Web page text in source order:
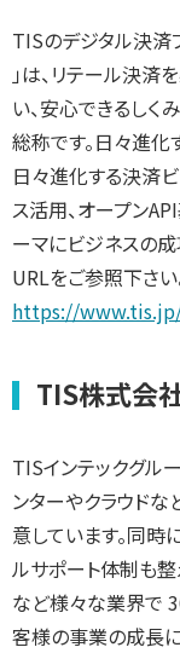
TISのデジタル決済
」は、リテール決
い、安心できるしく
総称です。日々進
日々進化する決済
ス活用、オープン
ーマにビジネスの成
URLをご参照下さい
https://
TIS株式会
TISインテックグル
ンターやクラウド
意しています。同時
ルサポート体制も整
など様々な業界で
客様の事業の成長